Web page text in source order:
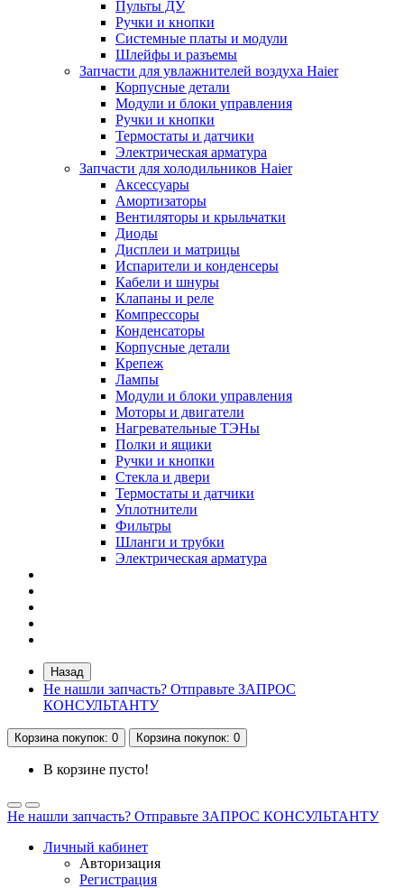
Пульты ДУ
Ручки и кнопки
Системные платы и модули
Шлейфы и разъемы
Запчасти для увлажнителей воздуха Haier
Корпусные детали
Модули и блоки управления
Ручки и кнопки
Термостаты и датчики
Электрическая арматура
Запчасти для холодильников Haier
Аксессуары
Амортизаторы
Вентиляторы и крыльчатки
Диоды
Дисплеи и матрицы
Испарители и конденсеры
Кабели и шнуры
Клапаны и реле
Компрессоры
Конденсаторы
Корпусные детали
Крепеж
Лампы
Модули и блоки управления
Моторы и двигатели
Нагревательные ТЭНы
Полки и ящики
Ручки и кнопки
Стекла и двери
Термостаты и датчики
Уплотнители
Фильтры
Шланги и трубки
Электрическая арматура
Назад
Не нашли запчасть? Отправьте ЗАПРОС
КОНСУЛЬТАНТУ
Корзинапокупок: 0 Корзинапокупок: 0
В корзине пусто!
Не нашли запчасть? Отправьте ЗАПРОС КОНСУЛЬТАНТУ
Личный кабинет
Авторизация
Регистрация